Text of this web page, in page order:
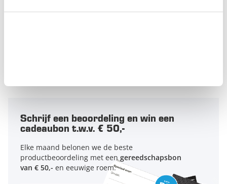
Schrijf een beoordeling en win een
cadeaubon t.w.v. € 50,-
Elke maand belonen we de beste
productbeoordeling met een gereedschapsbon
van € 50,- en eeuwige roem.